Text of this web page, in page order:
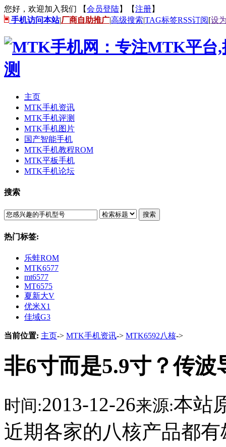
您好，欢迎加入我们 【会员登陆】【注册】
手机访问本站|厂商自助推广|高级搜索|TAG标签RSS订阅[设
主页
MTK手机资讯
MTK手机评测
MTK手机图片
国产智能手机
MTK手机教程ROM
MTK平板手机
MTK手机论坛
搜索
搜索
热门标签:
乐蛙ROM
MTK6577
mt6577
MT6575
夏新大V
优米X1
佳域G3
当前位置: 主页-> MTK手机资讯-> MTK6592八核->
非6寸而是5.9寸？传
时间:2013-12-26来源:本站
近期各家的八核产品都